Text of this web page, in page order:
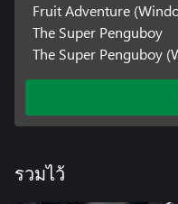
Fruit Adventure
The Super Penguboy
The Super Penguboy
รวมไว้